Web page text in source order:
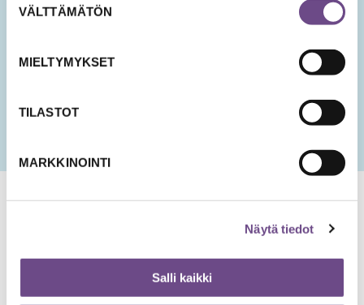
valinta
VÄLTTÄMÄTÖN
MIELTYMYKSET
TILASTOT
MARKKINOINTI
Näytä tiedot
Salli kaikki
uutisten lähettämistä varten.
KK
slash
slash